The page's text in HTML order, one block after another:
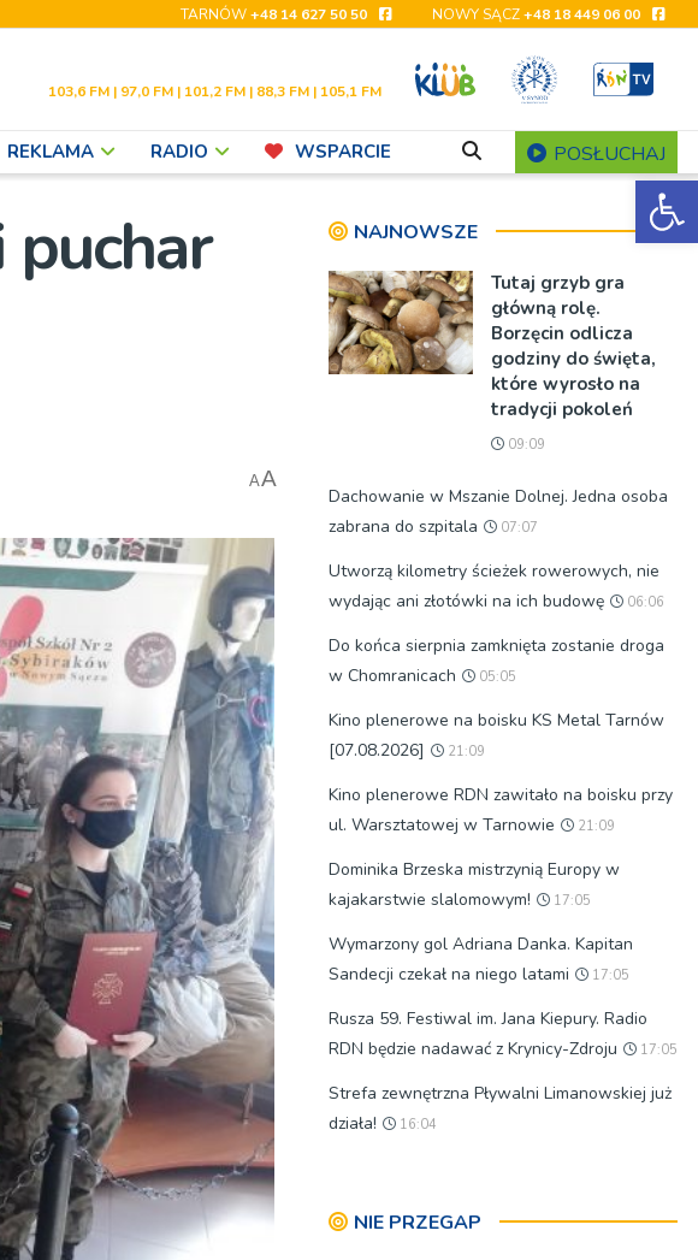
TARNÓW+48 14 627 50 50 NOWY SĄCZ+48 18 449 06 00
103,6 FM | 97,0 FM | 101,2 FM | 88,3 FM | 105,1 FM
REKLAMA RADIO WSPARCIE POSŁUCHAJ
puchar
AA
NAJNOWSZE
Tutaj grzyb gra
główną rolę.
Borzęcin odlicza
godziny do święta,
które wyrosło na
tradycji pokoleń
09:09
Dachowanie w Mszanie Dolnej. Jedna osoba
zabrana do szpitala
07:07
Utworzą kilometry ścieżek rowerowych, nie
wydając ani złotówki na ich budowę
06:06
Do końca sierpnia zamknięta zostanie droga
w Chomranicach
05:05
Kino plenerowe na boisku KS Metal Tarnów
[07.08.2026]
21:09
Kino plenerowe RDN zawitało na boisku przy
ul. Warsztatowej w Tarnowie
21:09
Dominika Brzeska mistrzynią Europy w
kajakarstwie slalomowym!
17:05
Wymarzony gol Adriana Danka. Kapitan
Sandecji czekał na niego latami
17:05
Rusza 59. Festiwal im. Jana Kiepury. Radio
RDN będzie nadawać z Krynicy-Zdroju
17:05
Strefa zewnętrzna Pływalni Limanowskiej już
działa!
16:04
NIE PRZEGAP